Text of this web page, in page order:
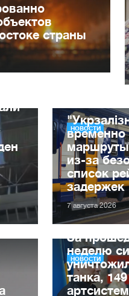
страны
НОВОСТИ
временно
из-за
список
задержек
7 августа 2026
НОВОСТИ
За
неделю
танка, 149